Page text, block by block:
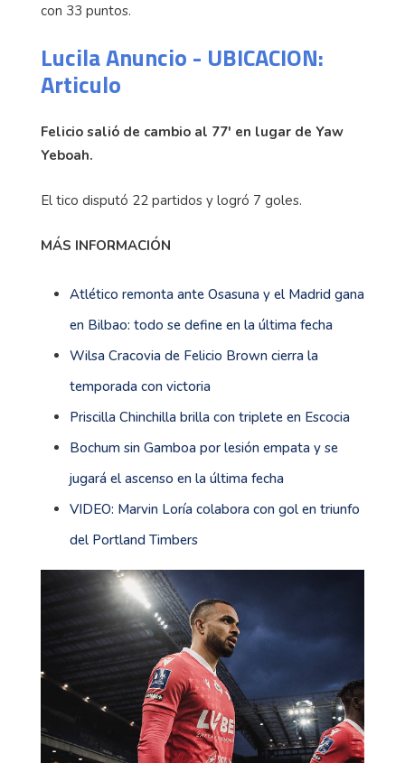
con 33 puntos.
Lucila Anuncio - UBICACION:
Articulo
Felicio salió de cambio al 77' en lugar de Yaw
Yeboah.
El tico disputó 22 partidos y logró 7 goles.
MÁS INFORMACIÓN
Atlético remonta ante Osasuna y el Madrid gana
en Bilbao: todo se define en la última fecha
Wilsa Cracovia de Felicio Brown cierra la
temporada con victoria
Priscilla Chinchilla brilla con triplete en Escocia
Bochum sin Gamboa por lesión empata y se
jugará el ascenso en la última fecha
VIDEO: Marvin Loría colabora con gol en triunfo
del Portland Timbers